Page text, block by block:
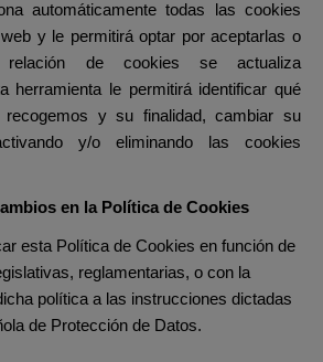
automáticamente todas las cookies
y le permitirá optar por aceptarlas o
relación de cookies se actualiza
herramienta le permitirá identificar qué
recogemos y su finalidad, cambiar su
y/o eliminando las cookies
en la Política de Cookies
esta Política de Cookies en función de
reglamentarias, o con la
política a las instrucciones dictadas
de Protección de Datos.